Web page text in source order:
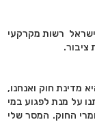
רשות מקרקעי
מדינת חוק ואנחנו,
על מנת לפגוע במי
החוק. המסר שלי